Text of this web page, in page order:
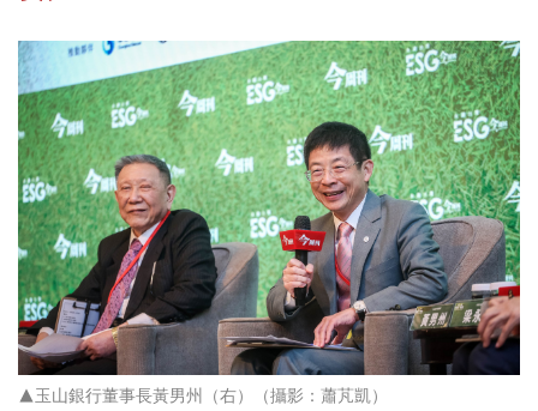
▲玉山銀行董事長黃男州（右）（攝影：蕭芃凱）